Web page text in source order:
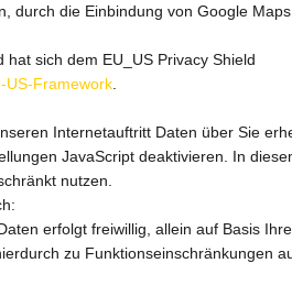
durch die Einbindung von Google
sich dem EU_US Privacy Shield
US-Framework.
Internetauftritt Daten über Sie
JavaScript deaktivieren. In
nutzen.
erfolgt freiwillig, allein auf Basis
zu Funktionseinschränkungen